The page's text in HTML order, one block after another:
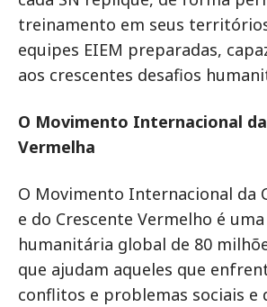
treinamento em seus
equipes EIEM preparadas,
aos crescentes desafios
O Movimento Internacional
Vermelha
O Movimento Internacional da
e do Crescente Vermelho é
humanitária global de 80
que ajudam aqueles que
conflitos e problemas sociais e